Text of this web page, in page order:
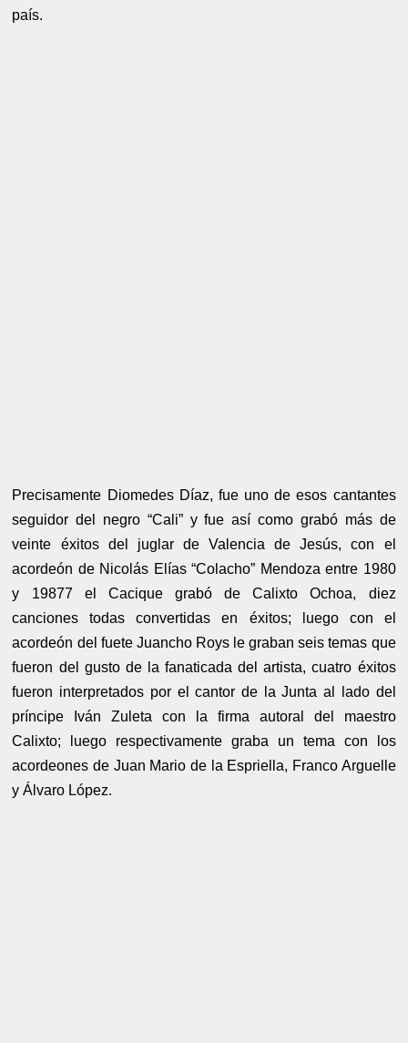
país.
Precisamente Diomedes Díaz, fue uno de esos cantantes
seguidor del negro “Cali” y fue así como grabó más de
veinte éxitos del juglar de Valencia de Jesús, con el
acordeón de Nicolás Elías “Colacho” Mendoza entre 1980
y 19877 el Cacique grabó de Calixto Ochoa, diez
canciones todas convertidas en éxitos; luego con el
acordeón del fuete Juancho Roys le graban seis temas que
fueron del gusto de la fanaticada del artista, cuatro éxitos
fueron interpretados por el cantor de la Junta al lado del
príncipe Iván Zuleta con la firma autoral del maestro
Calixto; luego respectivamente graba un tema con los
acordeones de Juan Mario de la Espriella, Franco Arguelle
y Álvaro López.